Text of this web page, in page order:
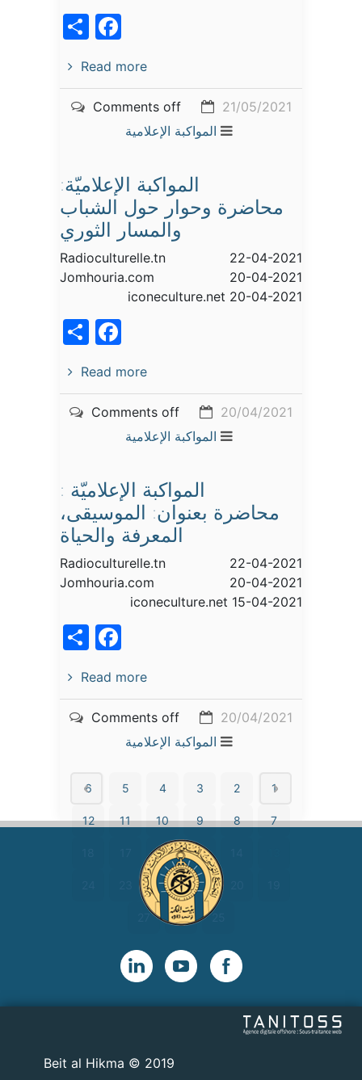
Read more
21/05/2021
Comments off
المواكبة الإعلامية
المواكبة الإعلاميّة:
محاضرة وحوار حول الشباب
والمسار الثوري
Radioculturelle.tn 22-04-2021
Jomhouria.com 20-04-2021
iconeculture.net 20-04-2021
Read more
20/04/2021
Comments off
المواكبة الإعلامية
المواكبة الإعلاميّة :
محاضرة بعنوان: الموسيقى،
المعرفة والحياة
Radioculturelle.tn 22-04-2021
Jomhouria.com 20-04-2021
iconeculture.net 15-04-2021
Read more
20/04/2021
Comments off
المواكبة الإعلامية
1
2
3
4
5
6
7
8
9
10
11
12
15
16
21
22
25
26
2019 © Beit al Hikma